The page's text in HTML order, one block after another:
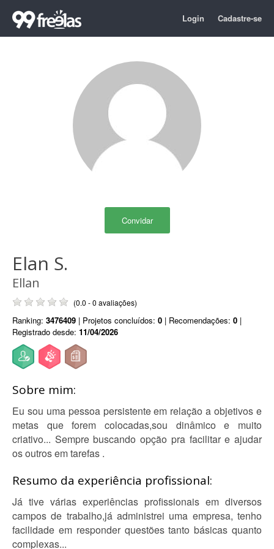
Login Cadastre-se
Convidar
Elan S.
Ellan
(0.0 - 0 avaliações)
Ranking: 3476409 | Projetos concluídos: 0 | Recomendações: 0 |
Registrado desde: 11/04/2026
Sobre mim:
Eu sou uma pessoa persistente em relação a objetivos e
metas que forem colocadas,sou dinâmico e muito
criativo... Sempre buscando opção pra facilitar e ajudar
os outros em tarefas .
Resumo da experiência profissional:
Já tive várias experiências profissionais em diversos
campos de trabalho,já administrei uma empresa, tenho
facilidade em responder questões tanto básicas quanto
complexas...